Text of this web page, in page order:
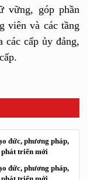
vững, góp phần
viên và các tầng
các cấp ủy đảng,
đức, phương pháp,
triển mới
đức, phương pháp,